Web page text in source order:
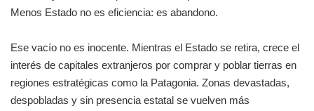
Menos Estado no es eficiencia: es abandono.
Ese vacío no es inocente. Mientras el Estado se retira, crece el
interés de capitales extranjeros por comprar y poblar tierras en
regiones estratégicas como la Patagonia. Zonas devastadas,
despobladas y sin presencia estatal se vuelven más